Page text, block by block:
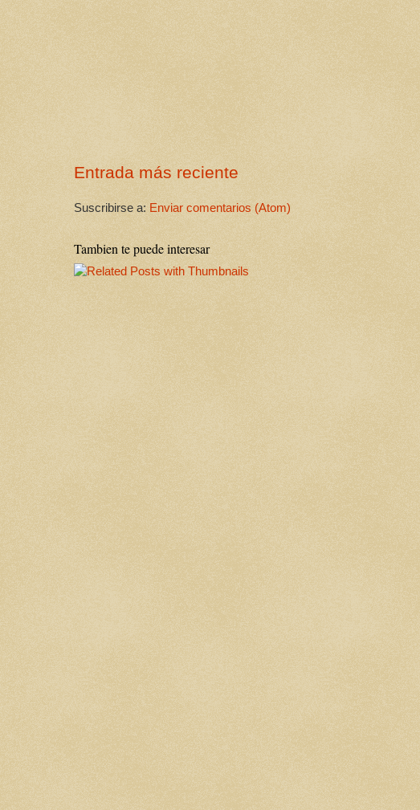
Entrada más reciente
Suscribirse a: Enviar comentarios (Atom)
Tambien te puede interesar